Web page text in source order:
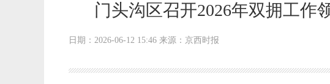
门头沟区召开2026年双拥工作
日期：2026-06-12 15:46 来源：京西时报